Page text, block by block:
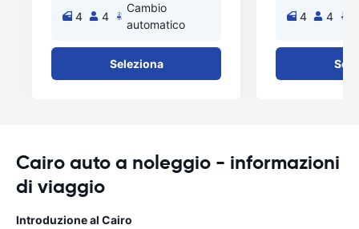
4 4
Cambio
automatico
Seleziona
4 4
Cairo auto a noleggio - informazioni
di viaggio
Introduzione al Cairo